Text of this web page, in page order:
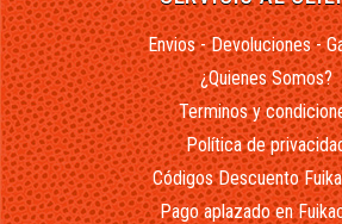
Envios - Devoluciones -
¿Quienes Somos?
Terminos y
Política de
Códigos Descuento
Pago aplazado en